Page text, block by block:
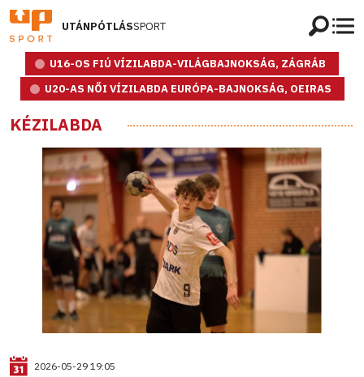
UTÁNPÓTLÁSSPORT
U16-OS FIÚ VÍZILABDA-VILÁGBAJNOKSÁG, ZÁGRÁB
U20-AS NŐI VÍZILABDA EURÓPA-BAJNOKSÁG, OEIRAS
KÉZILABDA
2026-05-29 19:05